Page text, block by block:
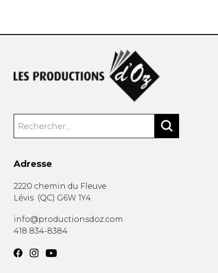
Adresse
2220 chemin du Fleuve
Lévis (QC) G6W 1Y4
info@productionsdoz.com
418 834-8384